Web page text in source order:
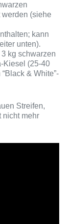
(siehe
kann
unten).
kg schwarzen
Kiesel (25-40
& White”-
Streifen,
nicht mehr